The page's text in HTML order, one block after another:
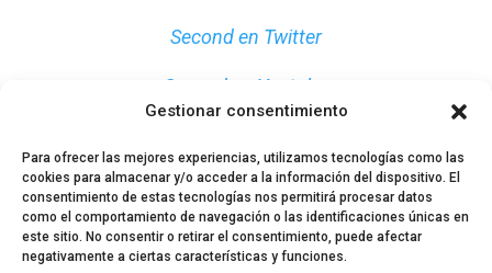
Gestionar consentimiento
Para ofrecer las mejores experiencias, utilizamos tecnologías como las
cookies para almacenar y/o acceder a la información del dispositivo. El
consentimiento de estas tecnologías nos permitirá procesar datos
como el comportamiento de navegación o las identificaciones únicas en
este sitio. No consentir o retirar el consentimiento, puede afectar
negativamente a ciertas características y funciones.
Second en Twitter
Second en Youtube